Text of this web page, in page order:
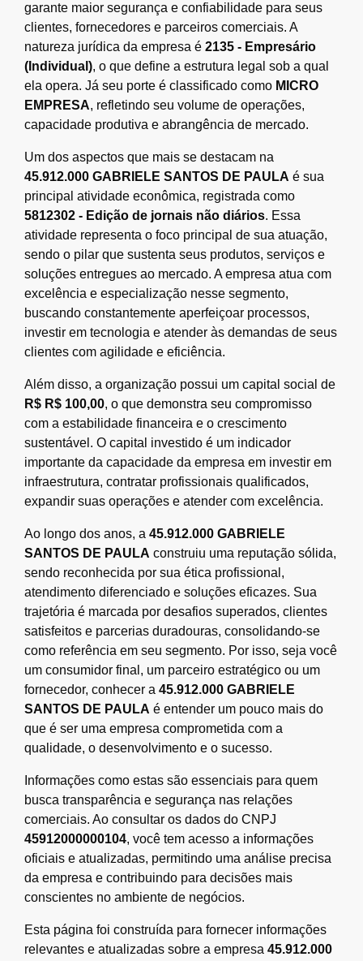
garante maior segurança e confiabilidade para seus
clientes, fornecedores e parceiros comerciais. A
natureza jurídica da empresa é 2135 - Empresário
(Individual), o que define a estrutura legal sob a qual
ela opera. Já seu porte é classificado como MICRO
EMPRESA, refletindo seu volume de operações,
capacidade produtiva e abrangência de mercado.
Um dos aspectos que mais se destacam na
45.912.000 GABRIELE SANTOS DE PAULA é sua
principal atividade econômica, registrada como
5812302 - Edição de jornais não diários. Essa
atividade representa o foco principal de sua atuação,
sendo o pilar que sustenta seus produtos, serviços e
soluções entregues ao mercado. A empresa atua com
excelência e especialização nesse segmento,
buscando constantemente aperfeiçoar processos,
investir em tecnologia e atender às demandas de seus
clientes com agilidade e eficiência.
Além disso, a organização possui um capital social de
R$ R$ 100,00, o que demonstra seu compromisso
com a estabilidade financeira e o crescimento
sustentável. O capital investido é um indicador
importante da capacidade da empresa em investir em
infraestrutura, contratar profissionais qualificados,
expandir suas operações e atender com excelência.
Ao longo dos anos, a 45.912.000 GABRIELE
SANTOS DE PAULA construiu uma reputação sólida,
sendo reconhecida por sua ética profissional,
atendimento diferenciado e soluções eficazes. Sua
trajetória é marcada por desafios superados, clientes
satisfeitos e parcerias duradouras, consolidando-se
como referência em seu segmento. Por isso, seja você
um consumidor final, um parceiro estratégico ou um
fornecedor, conhecer a 45.912.000 GABRIELE
SANTOS DE PAULA é entender um pouco mais do
que é ser uma empresa comprometida com a
qualidade, o desenvolvimento e o sucesso.
Informações como estas são essenciais para quem
busca transparência e segurança nas relações
comerciais. Ao consultar os dados do CNPJ
45912000000104, você tem acesso a informações
oficiais e atualizadas, permitindo uma análise precisa
da empresa e contribuindo para decisões mais
conscientes no ambiente de negócios.
Esta página foi construída para fornecer informações
relevantes e atualizadas sobre a empresa 45.912.000